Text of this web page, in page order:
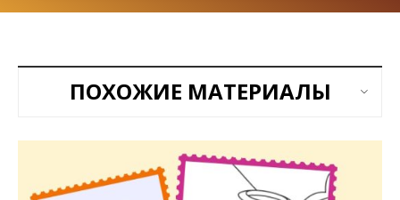
ПОХОЖИЕ МАТЕРИАЛЫ